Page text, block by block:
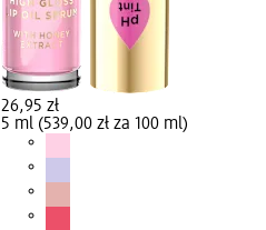
26,95 zł
5 ml (539,00 zł za 100 ml)